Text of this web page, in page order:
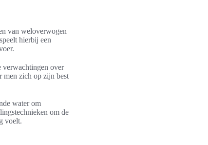
van weloverwogen
hierbij een
verwachtingen over
men zich op zijn best
water om
om de
voelt.